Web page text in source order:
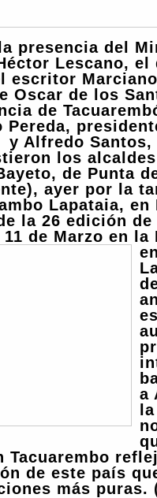
presencia del
Lescano,
escritor
Oscar de los
de
Pereda,
y Alfredo
los
de Punta
ayer por la
Lapataia, en
la 26 edición
de Marzo en
a
Tacuarembo
de este país
más puras.